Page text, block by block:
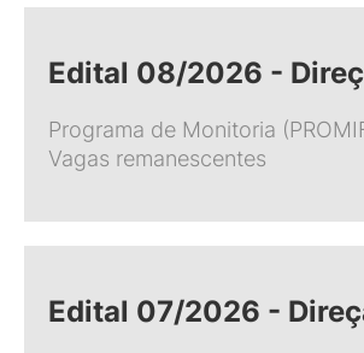
Edital 08/2026 -
Programa de Monitoria
Vagas remanescentes
Edital 07/2026 -